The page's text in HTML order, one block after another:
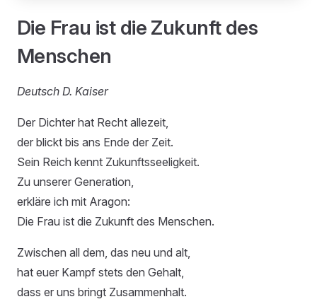
Die Frau ist die Zukunft des
Menschen
Deutsch D. Kaiser
Der Dichter hat Recht allezeit,
der blickt bis ans Ende der Zeit.
Sein Reich kennt Zukunftsseeligkeit.
Zu unserer Generation,
erkläre ich mit Aragon:
Die Frau ist die Zukunft des Menschen.
Zwischen all dem, das neu und alt,
hat euer Kampf stets den Gehalt,
dass er uns bringt Zusammenhalt.